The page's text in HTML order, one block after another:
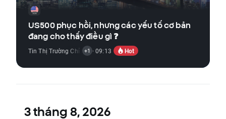
US500 phục hồi, nhưng các yếu tố cơ bản
đang cho thấy điều gì ❓
Tin Thị Trường Chỉ Số, Tin Thị Trường Cổ Phiếu
+1 · 09:13 Hot
3 tháng 8, 2026